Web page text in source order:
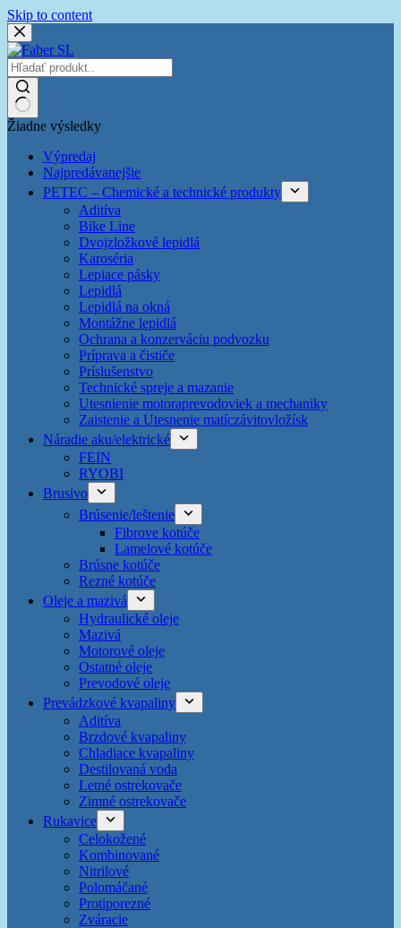
Skip to content
Žiadne výsledky
Výpredaj
Najpredávanejšie
PETEC – Chemické a technické produkty
Aditíva
Bike Line
Dvojzložkové lepidlá
Karoséria
Lepiace pásky
Lepidlá
Lepidlá na okná
Montážne lepidlá
Ochrana a konzerváciu podvozku
Príprava a čističe
Príslušenstvo
Technické spreje a mazanie
Utesnienie motoraprevodoviek a mechaniky
Zaistenie a Utesnenie matíczávitovložísk
Náradie aku/elektrické
FEIN
RYOBI
Brusivo
Brúsenie/leštenie
Fibrove kotúče
Lamelové kotúče
Brúsne kotúče
Rezné kotúče
Oleje a mazivá
Hydraulické oleje
Mazivá
Motorové oleje
Ostatné oleje
Prevodové oleje
Prevádzkové kvapaliny
Aditíva
Brzdové kvapaliny
Chladiace kvapaliny
Destilovaná voda
Letné ostrekovače
Zimné ostrekovače
Rukavice
Celokožené
Kombinované
Nitrilové
Polomáčané
Protiporezné
Zváracie